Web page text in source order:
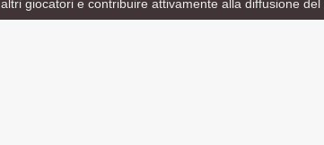
altri giocatori e contribuire attivamente alla diffusione del